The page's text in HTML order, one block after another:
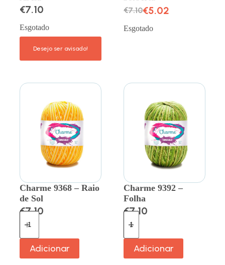
€7.10
Esgotado
€7.10€5.02
Esgotado
Charme 9368 – Raio
de Sol
€7.10
Adicionar
Charme 9392 –
Folha
€7.10
Adicionar